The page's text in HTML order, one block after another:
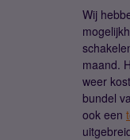
Wij
maand.
weer
bundel
ook een